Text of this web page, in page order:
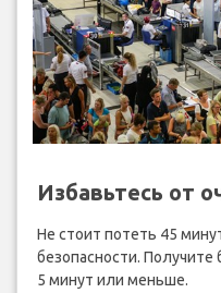
Избавьтесь от
Не стоит потеть 45
безопасности.
5 минут или меньше.